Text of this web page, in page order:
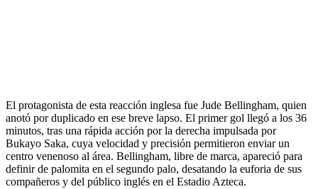
El protagonista de esta reacción inglesa fue Jude Bellingham, quien
anotó por duplicado en ese breve lapso. El primer gol llegó a los 36
minutos, tras una rápida acción por la derecha impulsada por
Bukayo Saka, cuya velocidad y precisión permitieron enviar un
centro venenoso al área. Bellingham, libre de marca, apareció para
definir de palomita en el segundo palo, desatando la euforia de sus
compañeros y del público inglés en el Estadio Azteca.